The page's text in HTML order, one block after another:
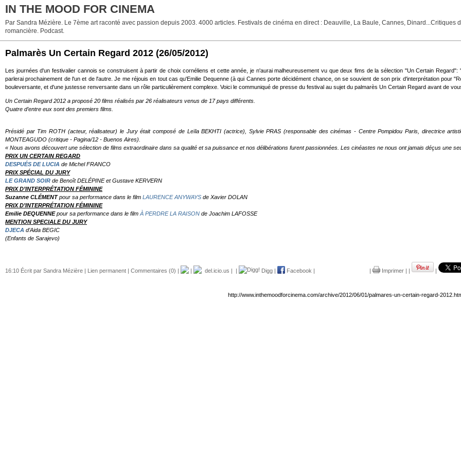
IN THE MOOD FOR CINEMA
Par Sandra Mézière. Le 7ème art raconté avec passion depuis 2003. 4000 articles. Festivals de cinéma en direct : Deauville, La Baule, Cannes, Dinard...Critiques
romancière. Podcast.
Palmarès Un Certain Regard 2012 (26/05/2012)
Les journées d'un festivalier cannois se construisent à partir de choix cornéliens et cette année, je n'aurai malheureusement vu que deux fims de la sélection "Un Certain
parlerai prochainement de l'un et de l'autre. Je me réjouis en tout cas qu'Emilie Dequenne (à qui Cannes porte décidément chance, on se souvient de son prix d'interprétation pour
bouleversante, et d'une justesse renversante dans un rôle particulièrement complexe. Voici le communiqué de presse du festival au sujet du palmarès Un Certain Regard avant de
Un Certain Regard 2012 a proposé 20 films réalisés par 26 réalisateurs venus de 17 pays différents.
Quatre d’entre eux sont des premiers films.
Présidé par Tim ROTH (acteur, réalisateur) le Jury était composé de Leïla BEKHTI (actrice), Sylvie PRAS (responsable des cinémas - Centre Pompidou Paris, directrice
MONTEAGUDO (critique - Pagina/12 - Buenos Aires).
« Nous avons découvert une sélection de films extraordinaire dans sa qualité et sa puissance et nos délibérations furent passionnées. Les cinéastes ne nous ont jamais déçus une
PRIX UN CERTAIN REGARD
DESPUÉS DE LUCIA de Michel FRANCO
PRIX SPÉCIAL DU JURY
LE GRAND SOIR de Benoît DELÉPINE et Gustave KERVERN
PRIX D’INTERPRÉTATION FÉMININE
Suzanne CLÉMENTpour sa performance dans le film LAURENCE ANYWAYS de Xavier DOLAN
PRIX D’INTERPRÉTATION FÉMININE
Emilie DEQUENNEpour sa performance dans le film À PERDRE LA RAISON de Joachim LAFOSSE
MENTION SPECIALE DU JURY
DJECA d’Aida BEGIC
(Enfants de Sarajevo)
16:10 Écrit par Sandra Mézière | Lien permanent | Commentaires (0) | | del.icio.us | | Digg | Facebook | | Imprimer | | |
http://www.inthemoodforcinema.com/archive/2012/06/01/palmares-un-certain-regard-